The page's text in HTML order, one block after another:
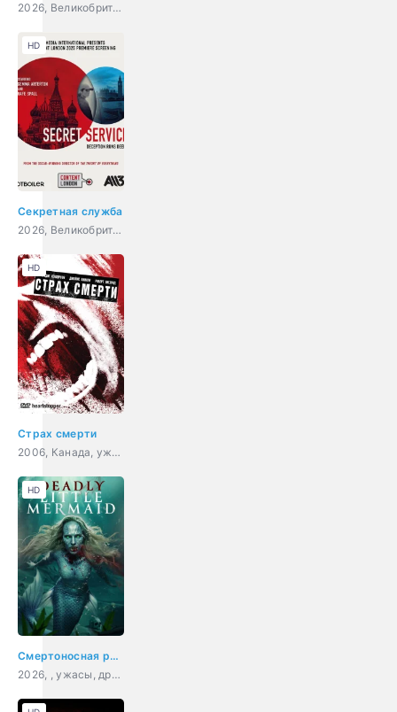
2026, Великобритания, США, ужасы, фэнтези, триллер
Секретная служба
2026, Великобритания, триллер, драма
HD
Страх смерти
2006, Канада, ужасы, триллер
HD
Смертоносная русалка
2026, , ужасы, драма
HD